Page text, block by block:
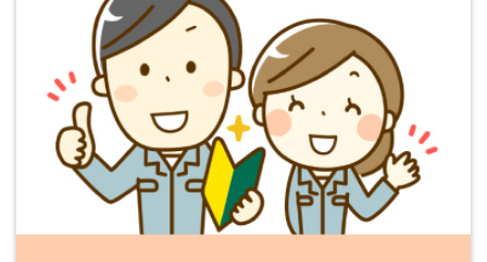
広い年代が活躍できる ・お友達同士のご応募OK ・土日休み
の週休2日制 ・週払いOK（規定有） ・工場見学可 ☆☆まずは
お気軽にお問い合わせください☆☆ *-*-*-*-*-*-*-*-*-*-*-*-*-
*-*-*-*-*-*-*-*-*-*-*-*-*-*-*-*-*-*-*-*-*-*-*-*-*-*-*-*-*-*-*-*-
*-*-*-*-*-*-*-*-*-*-*-*-*-*-*- 「面白そう！」「高時給でしっ
かり稼ぎたい！」「ブランクがあるけど働きたい！」 「未経
験だけどお仕事をやってみたい！」などなど… 少しでも興
味がありましたら、まずはお気軽にお問い合わせください！
今は別のお仕事をされていて退職後から働き始めたいとい